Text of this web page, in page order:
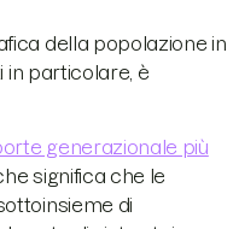
della popolazione in
in particolare, è
generazionale più
significa che le
di